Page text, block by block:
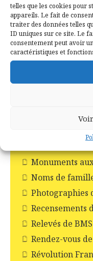
telles que les cookies pour
appareils. Le fait de
traiter des données telles
ID uniques sur ce site. Le
consentement peut avoir
caractéristiques et
Histoire et
Incendie en
Les Chapelles
Les Châteaux
Les croix
Monuments
Noms de
Photographies
Recensements
Relevés de BMS
Rendez-vous
Révolution